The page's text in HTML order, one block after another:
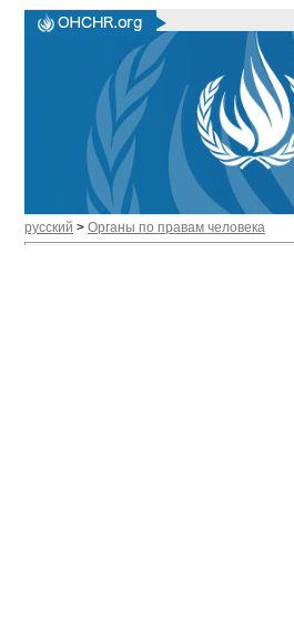
русский > Органы по правам человека